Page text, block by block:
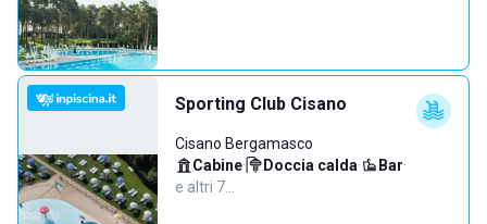
Sporting Club Cisano
Cisano Bergamasco
Cabine· Doccia calda· Bar·
e altri 7…